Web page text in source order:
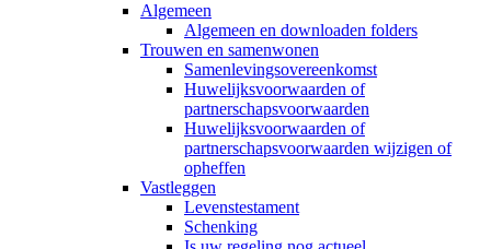
Algemeen
Algemeen en downloaden folders
Trouwen en samenwonen
Samenlevingsovereenkomst
Huwelijksvoorwaarden of
partnerschapsvoorwaarden
Huwelijksvoorwaarden of
partnerschapsvoorwaarden wijzigen of
opheffen
Vastleggen
Levenstestament
Schenking